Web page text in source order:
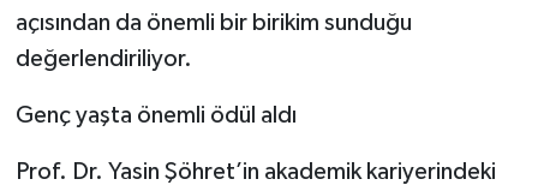
açısından da önemli bir birikim sunduğu
değerlendiriliyor.
Genç yaşta önemli ödül aldı
Prof. Dr. Yasin Şöhret’in akademik kariyerindeki